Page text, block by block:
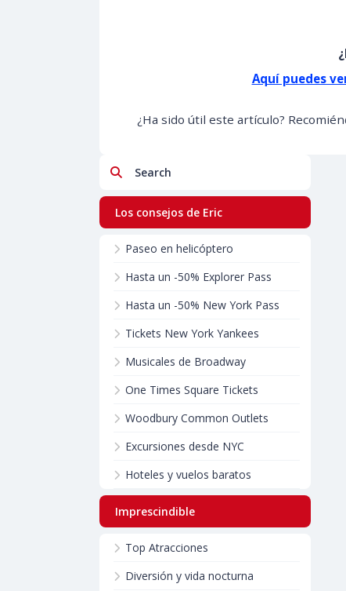
Aquí puedes
¿Ha sido útil este artículo?
Search
Los consejos de Eric
Paseo en helicóptero
Hasta un -50% Explorer Pass
Hasta un -50% New York Pass
Tickets New York Yankees
Musicales de Broadway
One Times Square Tickets
Woodbury Common Outlets
Excursiones desde NYC
Hoteles y vuelos baratos
Imprescindible
Top Atracciones
Diversión y vida nocturna